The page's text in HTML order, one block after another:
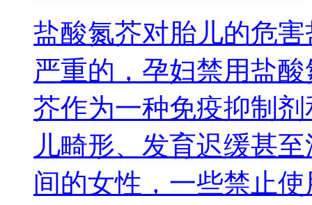
盐酸氮芥对胎儿的危
严重的，孕妇禁用盐
芥作为一种免疫抑制
儿畸形、发育迟缓甚
间的女性，一些禁止